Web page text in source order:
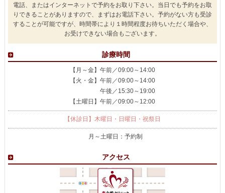
電話、またはインターネットで予約をお取り下さい。当日でも予約をお取
りできることがありますので、まずはお電話下さい。予約がない方も受診
することが可能ですが、時間帯により１時間程度お待ちいただく場合や、
お受けできない場合もございます。
診療時間
【月～金】午前／09:00～14:00
【火・金】午前／09:00～14:00
午後／15:30～19:00
【土曜日】午前／09:00～12:00
【休診日】木曜日・日曜日・祝祭日
月～土曜日：予約制
アクセス